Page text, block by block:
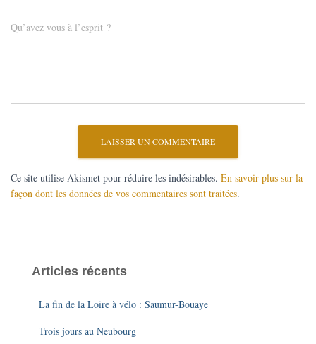
Qu’avez vous à l’esprit ?
Ce site utilise Akismet pour réduire les indésirables. En savoir plus sur la
façon dont les données de vos commentaires sont traitées.
Articles récents
La fin de la Loire à vélo : Saumur-Bouaye
Trois jours au Neubourg